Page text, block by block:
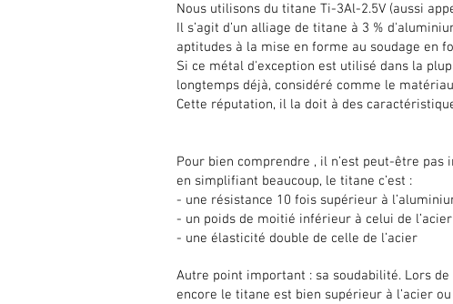
Nous utilisons du titane Ti-3Al-2.5V (aussi
Il s’agit d’un alliage de titane à 3 %
aptitudes à la mise en forme au soudage en
Si ce métal d'exception est utilisé dans la
longtemps déjà, considéré comme le
Cette réputation, il la doit à des
Pour bien comprendre , il n’est peut-être
en simplifiant beaucoup, le titane c’est :
- une résistance 10 fois supérieur à
- un poids de moitié inférieur à celui de l’acier
- une élasticité double de celle de l’acier
Autre point important : sa soudabilité. Lors
encore le titane est bien supérieur à l’acier